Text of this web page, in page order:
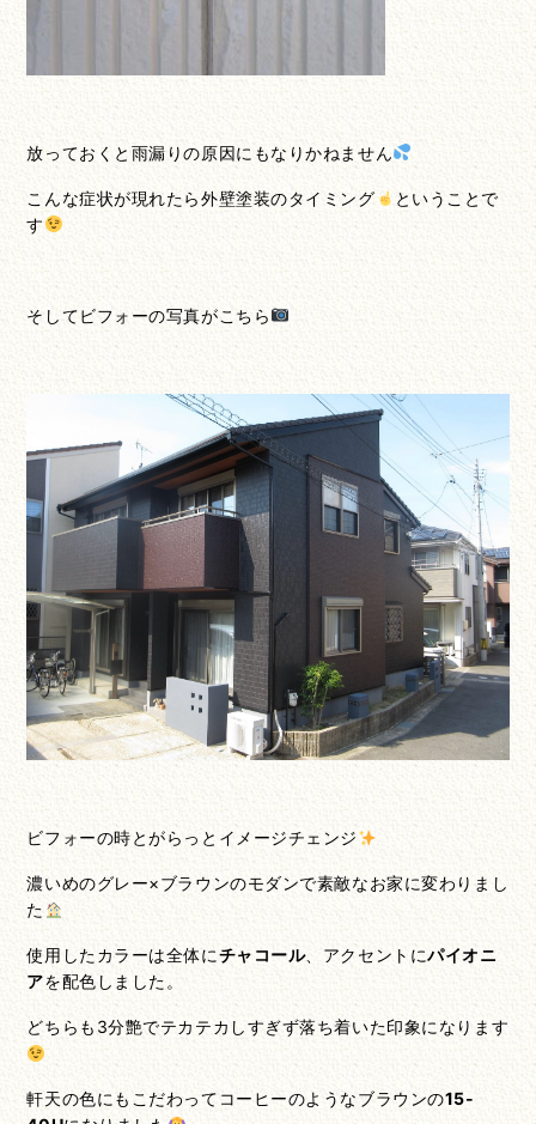
放っておくと雨漏りの原因にもなりかねません
こんな症状が現れたら外壁塗装のタイミング
ということで
す
そしてビフォーの写真がこちら
ビフォーの時とがらっとイメージチェンジ
濃いめのグレー×ブラウンのモダンで素敵なお家に変わりまし
た
使用したカラーは全体にチャコール、アクセントにパイオニ
アを配色しました。
どちらも3分艶でテカテカしすぎず落ち着いた印象になります
軒天の色にもこだわってコーヒーのようなブラウンの15-